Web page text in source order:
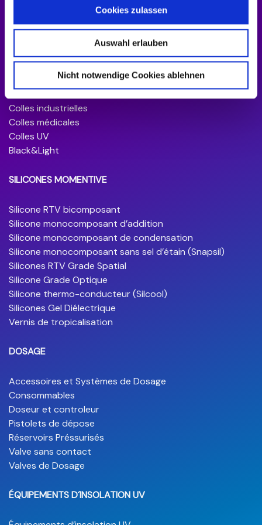
Cookies zulassen
Auswahl erlauben
Nicht notwendige Cookies ablehnen
COLLES INDUSTRIELLES
Colles industrielles
Colles médicales
Colles UV
Black&Light
SILICONES MOMENTIVE
Silicone RTV bicomposant
Silicone monocomposant d’addition
Silicone monocomposant de condensation
Silicone monocomposant sans sel d’étain (Snapsil)
Silicones RTV Grade Spatial
Silicone Grade Optique
Silicone thermo-conducteur (Silcool)
Silicones Gel Diélectrique
Vernis de tropicalisation
DOSAGE
Accessoires et Systèmes de Dosage
Consommables
Doseur et controleur
Pistolets de dépose
Réservoirs Préssurisés
Valve sans contact
Valves de Dosage
ÉQUIPEMENTS D´INSOLATION UV